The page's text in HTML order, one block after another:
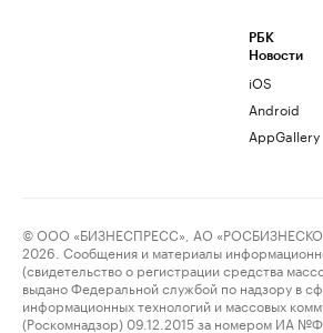
РБК
Новости
iOS
Android
AppGallery
© ООО «БИЗНЕСПРЕСС», АО
2026. Сообщения и материалы
(свидетельство о регистрации средства
выдано Федеральной службой по надзору в
информационных технологий и массовых
(Роскомнадзор) 09.12.2015 за номером ИА